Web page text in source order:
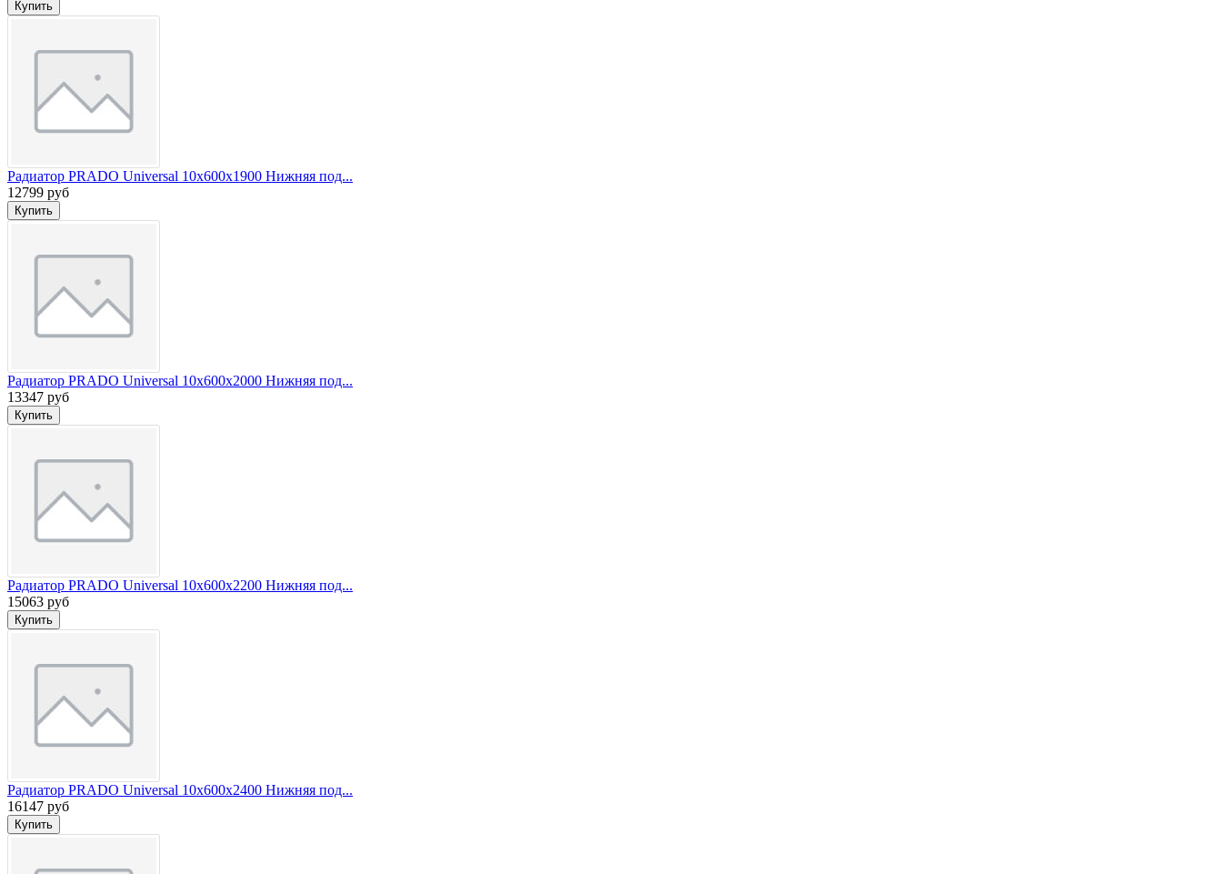
Радиатор PRADO Universal 10х600х1900 Нижняя под...
12799 руб
Радиатор PRADO Universal 10х600х2000 Нижняя под...
13347 руб
Радиатор PRADO Universal 10х600х2200 Нижняя под...
15063 руб
Радиатор PRADO Universal 10х600х2400 Нижняя под...
16147 руб